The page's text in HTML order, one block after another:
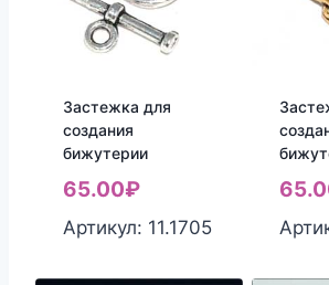
Застежка для
создания
бижутерии
65.00₽
Артикул: 11.1705